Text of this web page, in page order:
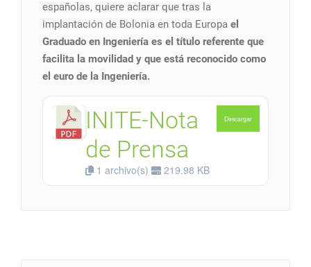
españolas, quiere aclarar que tras la
implantación de Bolonia en toda Europa el
Graduado en Ingeniería es el título referente que
facilita la movilidad y que está reconocido como
el euro de la Ingeniería.
INITE-Nota
de Prensa
1 archivo(s) 219.98 KB
Descargar